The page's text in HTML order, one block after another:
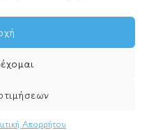
Απορρήτου
Web